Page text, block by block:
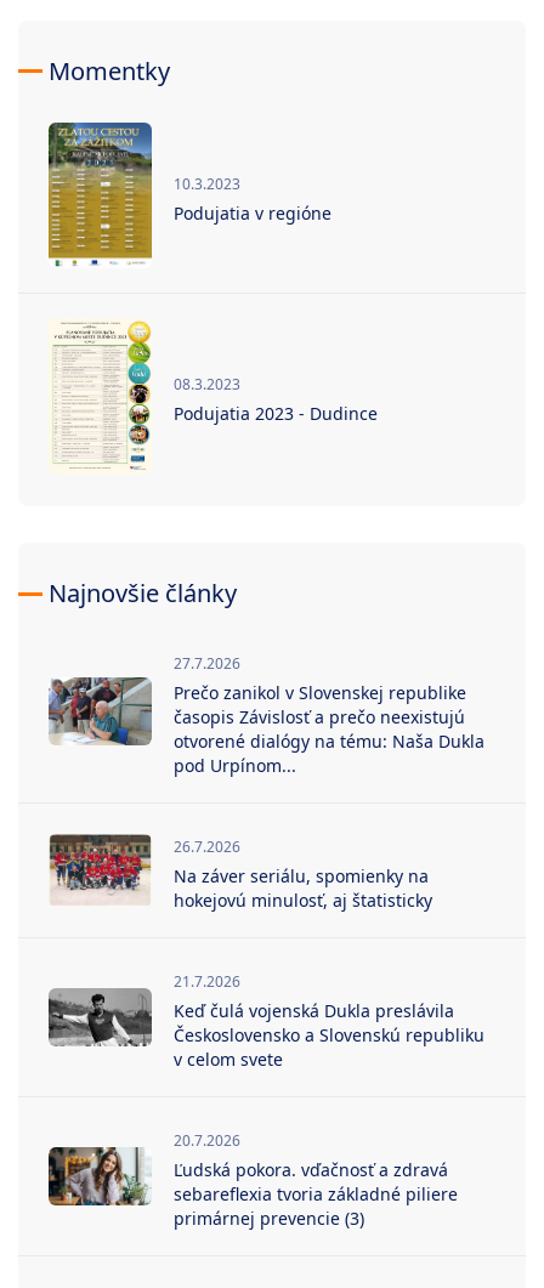
Momentky
10.3.2023
Podujatia v regióne
08.3.2023
Podujatia 2023 - Dudince
Najnovšie články
27.7.2026
Prečo zanikol v Slovenskej republike
časopis Závislosť a prečo neexistujú
otvorené dialógy na tému: Naša Dukla
pod Urpínom...
26.7.2026
Na záver seriálu, spomienky na
hokejovú minulosť, aj štatisticky
21.7.2026
Keď čulá vojenská Dukla preslávila
Československo a Slovenskú republiku
v celom svete
20.7.2026
Ľudská pokora. vďačnosť a zdravá
sebareflexia tvoria základné piliere
primárnej prevencie (3)